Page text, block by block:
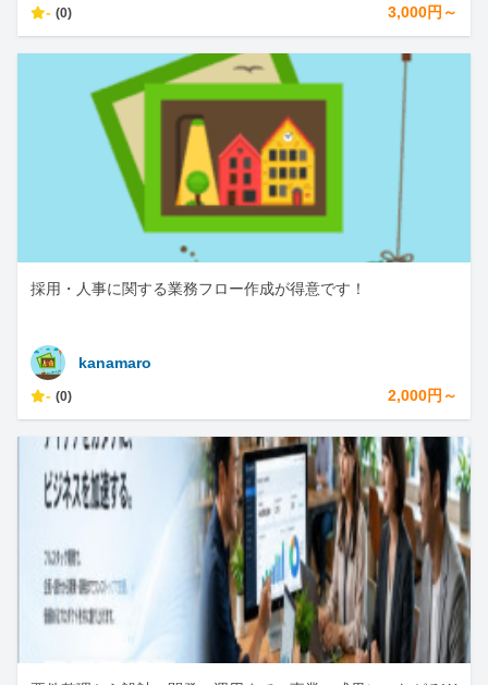
- (0) 3,000円～
採用・人事に関する業務フロー作成が得意です！
kanamaro
- (0) 2,000円～